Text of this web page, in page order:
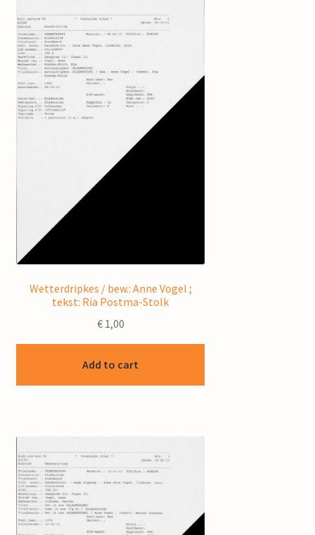
Wetterdripkes / bew.: Anne Vogel ;
tekst: Ria Postma-Stolk
€1,00
Add to cart